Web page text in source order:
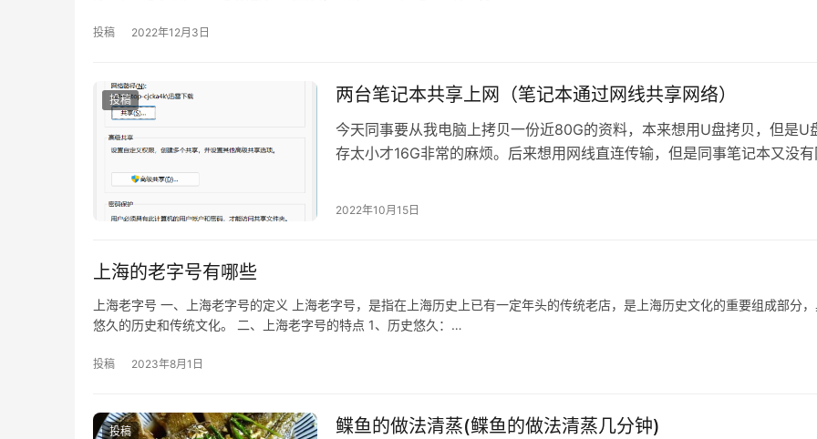
投稿 2022年12月3日
投稿 两台笔记本共享上网（笔记本通过网线共享网络）
今天同事要从我电脑上拷贝一份近80G的资料，本来想用U盘拷贝，但是U
存太小才16G非常的麻烦。后来想用网线直连传输，但是同事笔记本又没有
2022年10月15日
上海的老字号有哪些
上海老字号 一、上海老字号的定义 上海老字号，是指在上海历史上已有一定年头的传统老店，是上海历史文化的重要组成部分
悠久的历史和传统文化。 二、上海老字号的特点 1、历史悠久：…
投稿 2023年8月1日
投稿 鲽鱼的做法清蒸(鲽鱼的做法清蒸几分钟)